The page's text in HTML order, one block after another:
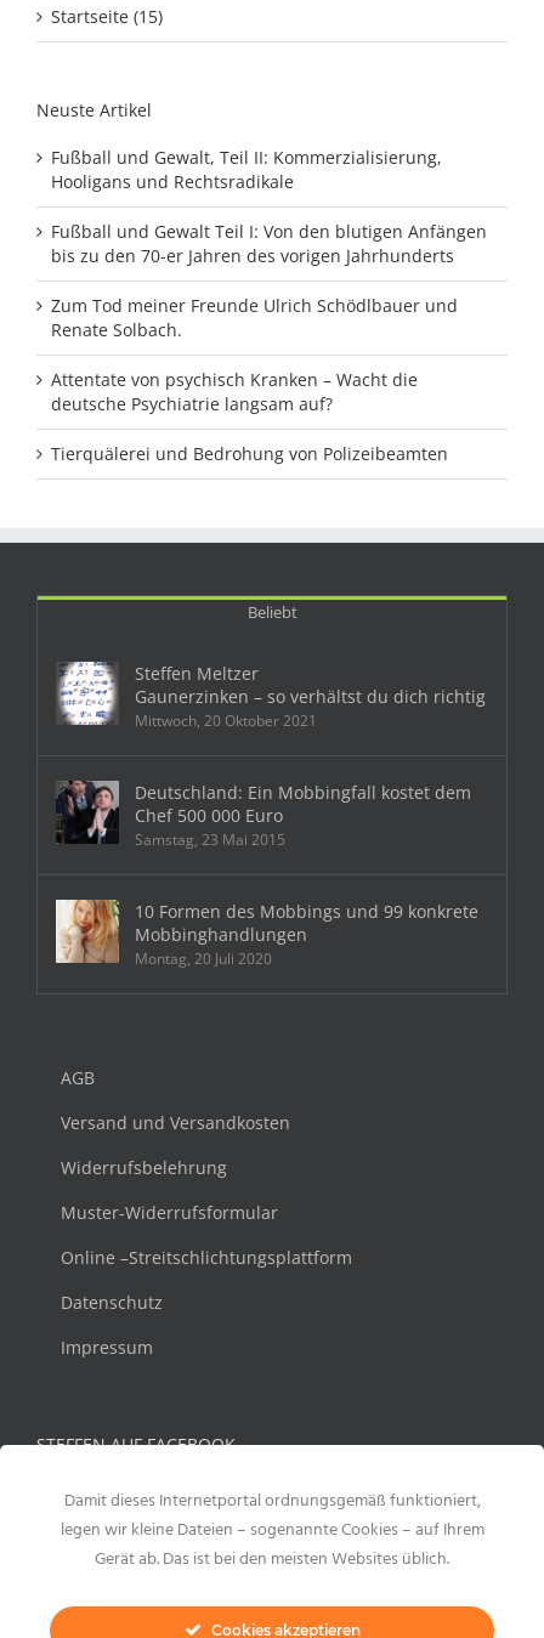
Startseite (15)
Neuste Artikel
Fußball und Gewalt, Teil II: Kommerzialisierung,
Hooligans und Rechtsradikale
Fußball und Gewalt Teil I: Von den blutigen Anfängen
bis zu den 70-er Jahren des vorigen Jahrhunderts
Zum Tod meiner Freunde Ulrich Schödlbauer und
Renate Solbach.
Attentate von psychisch Kranken – Wacht die
deutsche Psychiatrie langsam auf?
Tierquälerei und Bedrohung von Polizeibeamten
Beliebt
Steffen Meltzer
Gaunerzinken – so verhältst du dich richtig
Mittwoch, 20 Oktober 2021
Deutschland: Ein Mobbingfall kostet dem
Chef 500 000 Euro
Samstag, 23 Mai 2015
10 Formen des Mobbings und 99 konkrete
Mobbinghandlungen
Montag, 20 Juli 2020
AGB
Versand und Versandkosten
Widerrufsbelehrung
Muster-Widerrufsformular
Online –Streitschlichtungsplattform
Datenschutz
Impressum
STEFFEN AUF FACEBOOK
Damit dieses Internetportal ordnungsgemäß funktioniert,
legen wir kleine Dateien – sogenannte Cookies – auf Ihrem
Gerät ab. Das ist bei den meisten Websites üblich.
Cookies akzeptieren